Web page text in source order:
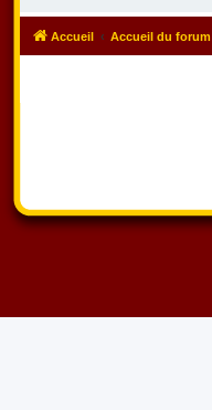
Accueil Accueil du forum